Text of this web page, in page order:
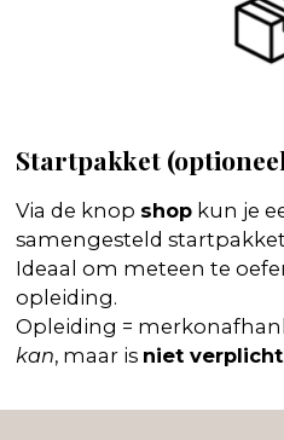
Startpakket
Via de knop shopkun je
samengesteld
Ideaal om meteen te
opleiding.
Opleiding =
kan, maar is niet verplicht.